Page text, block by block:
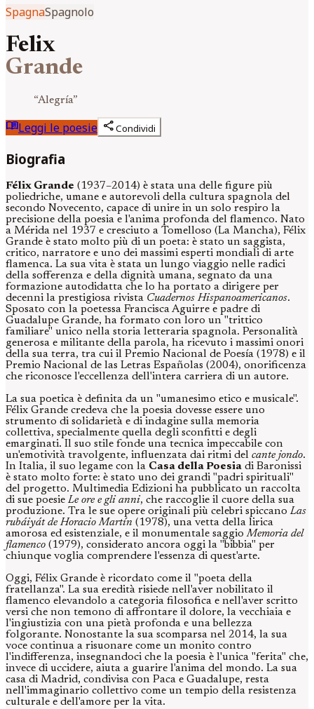
SpagnaSpagnolo
Felix
Grande
“Alegría”
menu_bookLeggi le poesie shareCondividi
Biografia
Félix Grande (1937–2014) è stata una delle figure più
poliedriche, umane e autorevoli della cultura spagnola del
secondo Novecento, capace di unire in un solo respiro la
precisione della poesia e l'anima profonda del flamenco. Nato
a Mérida nel 1937 e cresciuto a Tomelloso (La Mancha), Félix
Grande è stato molto più di un poeta: è stato un saggista,
critico, narratore e uno dei massimi esperti mondiali di arte
flamenca. La sua vita è stata un lungo viaggio nelle radici
della sofferenza e della dignità umana, segnato da una
formazione autodidatta che lo ha portato a dirigere per
decenni la prestigiosa rivista Cuadernos Hispanoamericanos.
Sposato con la poetessa Francisca Aguirre e padre di
Guadalupe Grande, ha formato con loro un "trittico
familiare" unico nella storia letteraria spagnola. Personalità
generosa e militante della parola, ha ricevuto i massimi onori
della sua terra, tra cui il Premio Nacional de Poesía (1978) e il
Premio Nacional de las Letras Españolas (2004), onorificenza
che riconosce l'eccellenza dell'intera carriera di un autore.
La sua poetica è definita da un "umanesimo etico e musicale".
Félix Grande credeva che la poesia dovesse essere uno
strumento di solidarietà e di indagine sulla memoria
collettiva, specialmente quella degli sconfitti e degli
emarginati. Il suo stile fonde una tecnica impeccabile con
un'emotività travolgente, influenzata dai ritmi del cante jondo.
In Italia, il suo legame con la Casa della Poesia di Baronissi
è stato molto forte: è stato uno dei grandi "padri spirituali"
del progetto. Multimedia Edizioni ha pubblicato un raccolta
di sue poesie Le ore e gli anni, che raccoglie il cuore della sua
produzione. Tra le sue opere originali più celebri spiccano Las
rubáiyát de Horacio Martín (1978), una vetta della lirica
amorosa ed esistenziale, e il monumentale saggioMemoria del
flamenco (1979), considerato ancora oggi la "bibbia" per
chiunque voglia comprendere l'essenza di quest'arte.
Oggi, Félix Grande è ricordato come il "poeta della
fratellanza". La sua eredità risiede nell'aver nobilitato il
flamenco elevandolo a categoria filosofica e nell'aver scritto
versi che non temono di affrontare il dolore, la vecchiaia e
l'ingiustizia con una pietà profonda e una bellezza
folgorante. Nonostante la sua scomparsa nel 2014, la sua
voce continua a risuonare come un monito contro
l'indifferenza, insegnandoci che la poesia è l'unica "ferita" che,
invece di uccidere, aiuta a guarire l'anima del mondo. La sua
casa di Madrid, condivisa con Paca e Guadalupe, resta
nell'immaginario collettivo come un tempio della resistenza
culturale e dell'amore per la vita.